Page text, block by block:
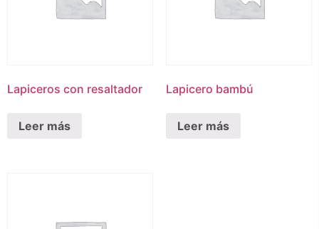
Lapiceros con resaltador
Leer más
Lapicero bambú
Leer más